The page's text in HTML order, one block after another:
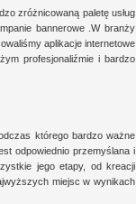
zróżnicowaną paletę usług
bannerowe .W branży
aplikacje internetowe
profesjonaliźmie i bardzo
którego bardzo ważne
odpowiednio przemyślana i
jego etapy, od kreacji
miejsc w wynikach